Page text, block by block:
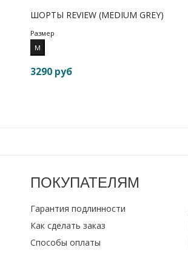
ШОРТЫ REVIEW (MEDIUM GREY)
Размер
M
3290 руб
ПОКУПАТЕЛЯМ
Гарантия подлинности
Как сделать заказ
Способы оплаты